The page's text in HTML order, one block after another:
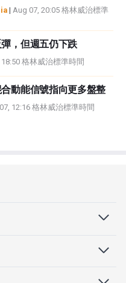
| Aug 07, 20:05 格林威治標準
，但週五仍下跌
格林威治標準時間
動能信號指向更多盤整
12:16 格林威治標準時間